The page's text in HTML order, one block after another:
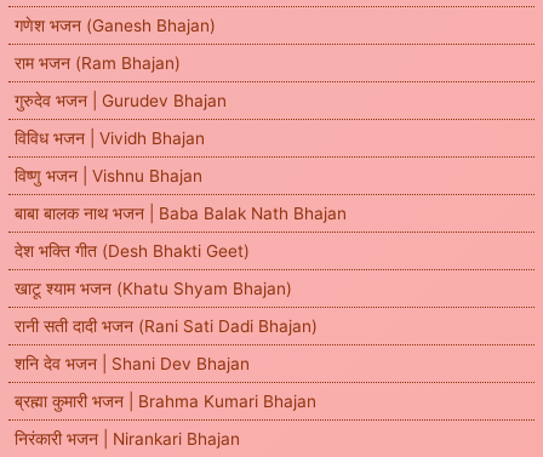
गणेश भजन (Ganesh Bhajan)
राम भजन (Ram Bhajan)
गुरुदेव भजन | Gurudev Bhajan
विविध भजन | Vividh Bhajan
विष्णु भजन | Vishnu Bhajan
बाबा बालक नाथ भजन | Baba Balak Nath Bhajan
देश भक्ति गीत (Desh Bhakti Geet)
खाटू श्याम भजन (Khatu Shyam Bhajan)
रानी सती दादी भजन (Rani Sati Dadi Bhajan)
शनि देव भजन | Shani Dev Bhajan
ब्रह्मा कुमारी भजन | Brahma Kumari Bhajan
निरंकारी भजन | Nirankari Bhajan